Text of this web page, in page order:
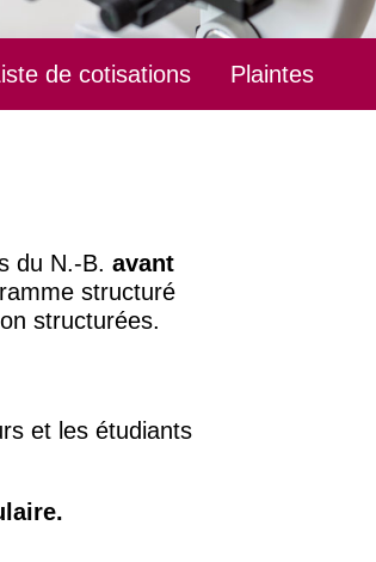
de cotisations Plaintes
du N.-B. avant
structuré
structurées.
et les étudiants